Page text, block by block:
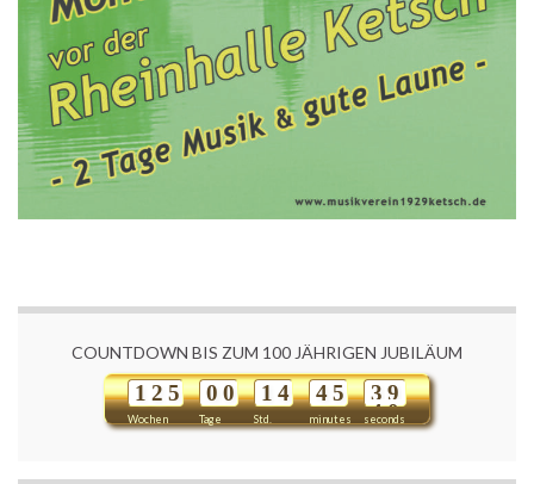
COUNTDOWN BIS ZUM 100 JÄHRIGEN JUBILÄUM
Wochen
1 2 5
Tage
0 0
Std.
1 4
minutes
45
seconds
3 9